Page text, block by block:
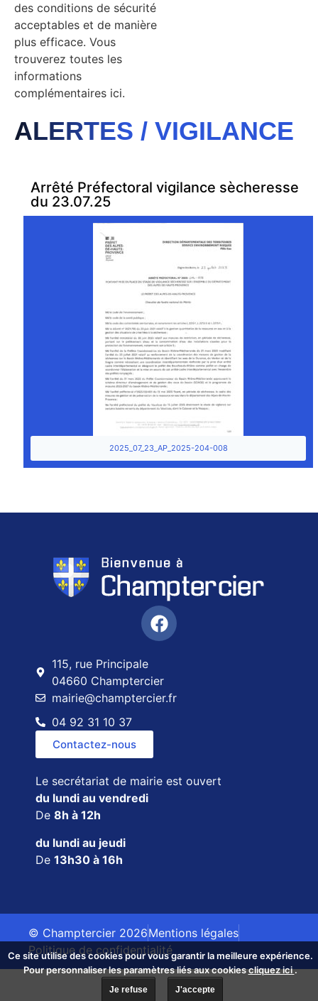
des conditions de sécurité
acceptables et de manière
plus efficace. Vous
trouverez toutes les
informations
complémentaires ici.
ALERTES / VIGILANCE
2025_07_23_AP_2025-204-008
Arrêté Préfectoral vigilance sècheresse
du 23.07.25
115, rue Principale
04660 Champtercier
mairie@champtercier.fr
04 92 31 10 37
Contactez-nous
Le secrétariat de mairie est ouvert
du lundi au vendredi
De 8h à 12h
du lundi au jeudi
De 13h30 à 16h
© Champtercier 2026Mentions légales
Politique de confidentialité
Ce site utilise des cookies pour vous garantir la meilleure expérience.
Pour personnaliser les paramètres liés aux cookiescliquez ici.
Je refuse J'accepte